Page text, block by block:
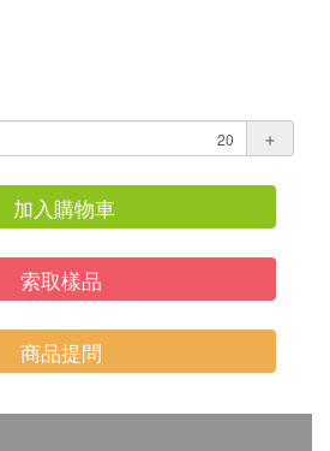
＋
加入購物車
索取樣品
商品提問